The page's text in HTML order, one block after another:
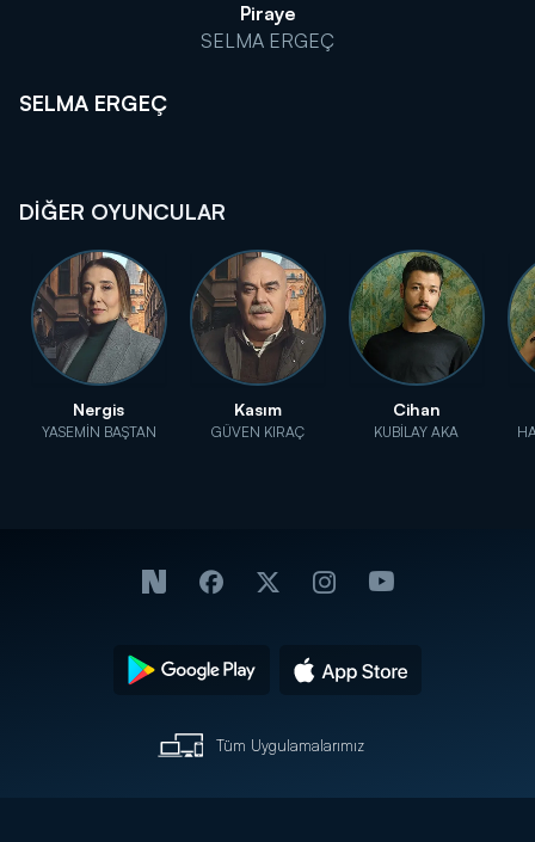
Piraye
SELMA ERGEÇ
SELMA ERGEÇ
DİĞER OYUNCULAR
Nergis
YASEMİN BAŞTAN
Kasım
GÜVEN KIRAÇ
Cihan
KUBİLAY AKA
Tüm Uygulamalarımız